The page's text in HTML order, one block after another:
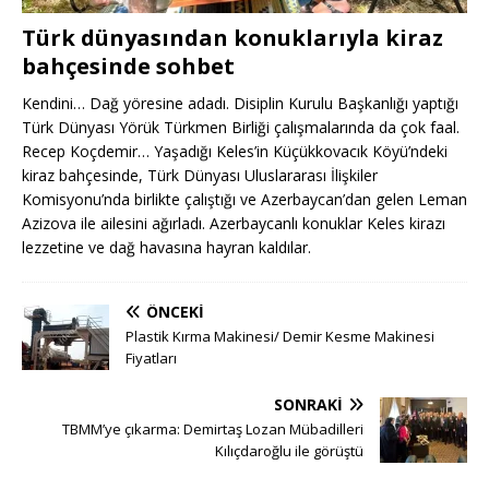
Türk dünyasından konuklarıyla kiraz
bahçesinde sohbet
Kendini… Dağ yöresine adadı. Disiplin Kurulu Başkanlığı yaptığı
Türk Dünyası Yörük Türkmen Birliği çalışmalarında da çok faal.
Recep Koçdemir… Yaşadığı Keles’in Küçükkovacık Köyü’ndeki
kiraz bahçesinde, Türk Dünyası Uluslararası İlişkiler
Komisyonu’nda birlikte çalıştığı ve Azerbaycan’dan gelen Leman
Azizova ile ailesini ağırladı. Azerbaycanlı konuklar Keles kirazı
lezzetine ve dağ havasına hayran kaldılar.
ÖNCEKI
Plastik Kırma Makinesi/ Demir Kesme Makinesi
Fiyatları
SONRAKI
TBMM’ye çıkarma: Demirtaş Lozan Mübadilleri
Kılıçdaroğlu ile görüştü